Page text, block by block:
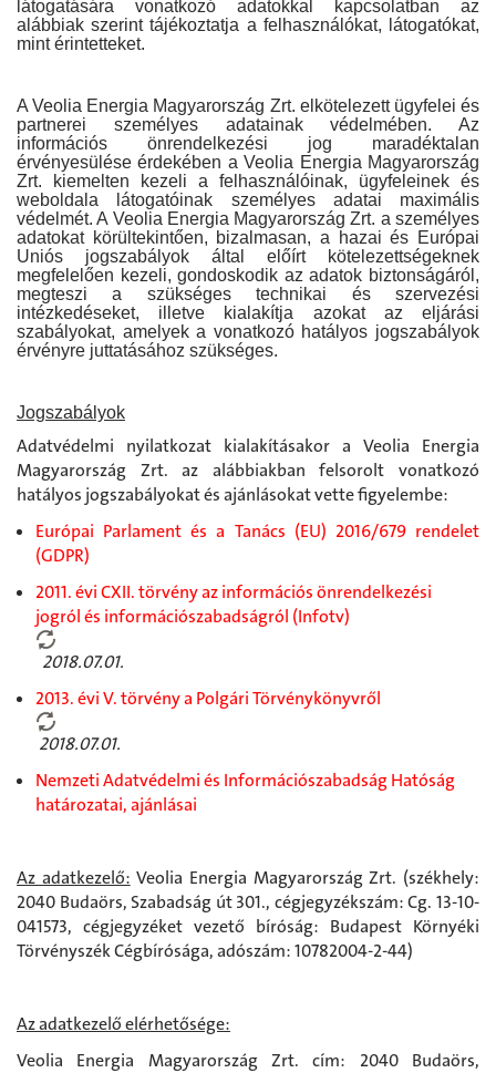
látogatására vonatkozó adatokkal kapcsolatban az
alábbiak szerint tájékoztatja a felhasználókat, látogatókat,
mint érintetteket.
A Veolia Energia Magyarország Zrt. elkötelezett ügyfelei és
partnerei személyes adatainak védelmében. Az
információs önrendelkezési jog maradéktalan
érvényesülése érdekében a Veolia Energia Magyarország
Zrt. kiemelten kezeli a felhasználóinak, ügyfeleinek és
weboldala látogatóinak személyes adatai maximális
védelmét. A Veolia Energia Magyarország Zrt. a személyes
adatokat körültekintően, bizalmasan, a hazai és Európai
Uniós jogszabályok által előírt kötelezettségeknek
megfelelően kezeli, gondoskodik az adatok biztonságáról,
megteszi a szükséges technikai és szervezési
intézkedéseket, illetve kialakítja azokat az eljárási
szabályokat, amelyek a vonatkozó hatályos jogszabályok
érvényre juttatásához szükséges.
Jogszabályok
Adatvédelmi nyilatkozat kialakításakor a Veolia Energia
Magyarország Zrt. az alábbiakban felsorolt vonatkozó
hatályos jogszabályokat és ajánlásokat vette figyelembe:
Európai Parlament és a Tanács (EU) 2016/679 rendelet
(GDPR)
2011. évi CXII. törvény az információs önrendelkezési
jogról és információszabadságról (Infotv)
2018.07.01.
2013. évi V. törvény a Polgári Törvénykönyvről
2018.07.01.
Nemzeti Adatvédelmi és Információszabadság Hatóság
határozatai, ajánlásai
Az adatkezelő: Veolia Energia Magyarország Zrt. (székhely:
2040 Budaörs, Szabadság út 301., cégjegyzékszám: Cg. 13-10-
041573, cégjegyzéket vezető bíróság: Budapest Környéki
Törvényszék Cégbírósága, adószám: 10782004-2-44)
Az adatkezelő elérhetősége:
Veolia Energia Magyarország Zrt. cím: 2040 Budaörs,